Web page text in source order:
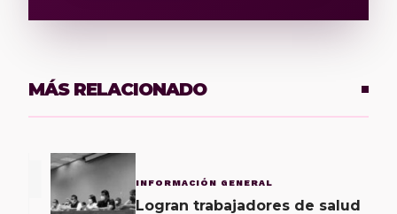
MÁS RELACIONADO
INFORMACIÓN GENERAL
Logran trabajadores de salud